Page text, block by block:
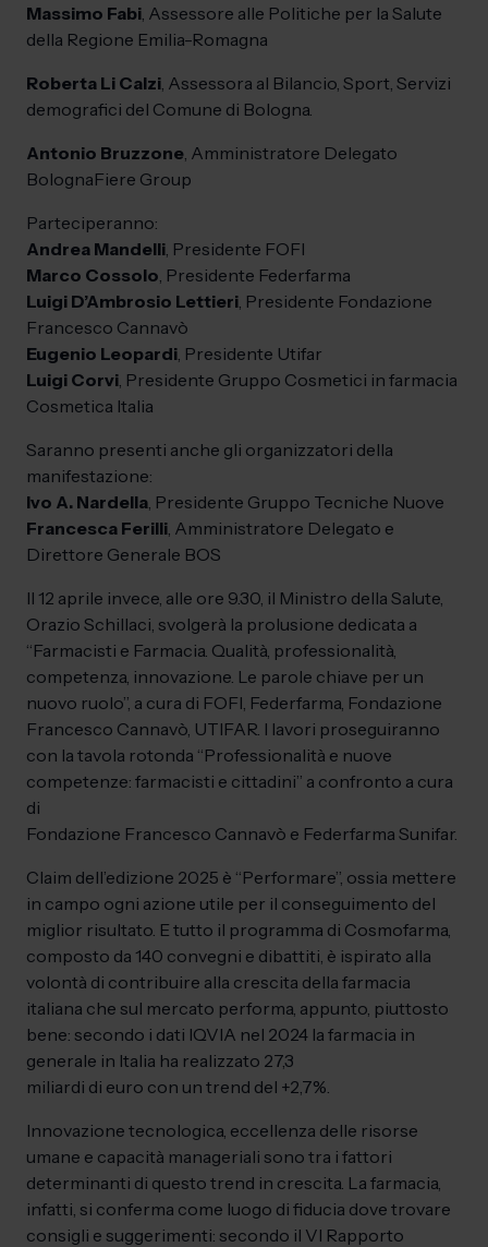
Massimo Fabi , Assessore alle Politiche per la Salute
della Regione Emilia-Romagna
Roberta Li Calzi , Assessora al Bilancio, Sport, Servizi
demografici del Comune di Bologna.
Antonio Bruzzone , Amministratore Delegato
BolognaFiere Group
Parteciperanno:
Andrea Mandelli , Presidente FOFI
Marco Cossolo , Presidente Federfarma
Luigi D’Ambrosio Lettieri , Presidente Fondazione
Francesco Cannavò
Eugenio Leopardi , Presidente Utifar
Luigi Corvi , Presidente Gruppo Cosmetici in farmacia
Cosmetica Italia
Saranno presenti anche gli organizzatori della
manifestazione:
Ivo A. Nardella , Presidente Gruppo Tecniche Nuove
Francesca Ferilli , Amministratore Delegato e
Direttore Generale BOS
Il 12 aprile invece, alle ore 9.30, il Ministro della Salute,
Orazio Schillaci, svolgerà la prolusione dedicata a
“Farmacisti e Farmacia. Qualità, professionalità,
competenza, innovazione. Le parole chiave per un
nuovo ruolo”, a cura di FOFI, Federfarma, Fondazione
Francesco Cannavò, UTIFAR. I lavori proseguiranno
con la tavola rotonda “Professionalità e nuove
competenze: farmacisti e cittadini” a confronto a cura
di
Fondazione Francesco Cannavò e Federfarma Sunifar.
Claim dell’edizione 2025 è “Performare”, ossia mettere
in campo ogni azione utile per il conseguimento del
miglior risultato. E tutto il programma di Cosmofarma,
composto da 140 convegni e dibattiti, è ispirato alla
volontà di contribuire alla crescita della farmacia
italiana che sul mercato performa, appunto, piuttosto
bene: secondo i dati IQVIA nel 2024 la farmacia in
generale in Italia ha realizzato 27,3
miliardi di euro con un trend del +2,7%.
Innovazione tecnologica, eccellenza delle risorse
umane e capacità manageriali sono tra i fattori
determinanti di questo trend in crescita. La farmacia,
infatti, si conferma come luogo di fiducia dove trovare
consigli e suggerimenti: secondo il VI Rapporto